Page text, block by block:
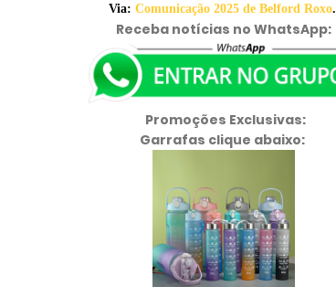
Via: Comunicação 2025 de Belford Roxo.
Receba notícias no WhatsApp:
Promoções Exclusivas:
Garrafas clique abaixo: